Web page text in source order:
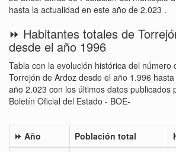
hasta la actualidad en este año de 2.023 .
⏩ Habitantes totales de
desde el año 1996
Tabla con la evolución histórica del número
Torrejón de Ardoz desde el año 1.996
año 2.023 con los últimos datos publicados
Boletín Oficial del Estado - BOE-
⏩ Año Población total